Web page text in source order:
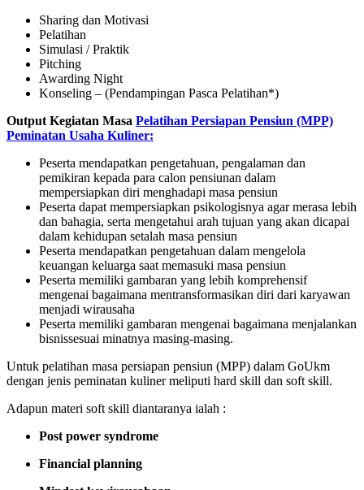
Sharing dan Motivasi
Pelatihan
Simulasi / Praktik
Pitching
Awarding Night
Konseling – (Pendampingan Pasca Pelatihan*)
Output Kegiatan Masa Pelatihan Persiapan Pensiun (MPP)
Peminatan Usaha Kuliner:
Peserta mendapatkan pengetahuan, pengalaman dan
pemikiran kepada para calon pensiunan dalam
mempersiapkan diri menghadapi masa pensiun
Peserta dapat mempersiapkan psikologisnya agar merasa lebih
dan bahagia, serta mengetahui arah tujuan yang akan dicapai
dalam kehidupan setalah masa pensiun
Peserta mendapatkan pengetahuan dalam mengelola
keuangan keluarga saat memasuki masa pensiun
Peserta memiliki gambaran yang lebih komprehensif
mengenai bagaimana mentransformasikan diri dari karyawan
menjadi wirausaha
Peserta memiliki gambaran mengenai bagaimana menjalankan
bisnissesuai minatnya masing-masing.
Untuk pelatihan masa persiapan pensiun (MPP) dalam GoUkm
dengan jenis peminatan kuliner meliputi hard skill dan soft skill.
Adapun materi soft skill diantaranya ialah :
Post power syndrome
Financial planning